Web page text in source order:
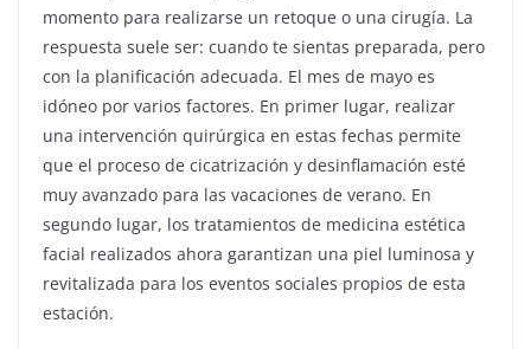
momento para realizarse un retoque o una cirugía. La
respuesta suele ser: cuando te sientas preparada, pero
con la planificación adecuada. El mes de mayo es
idóneo por varios factores. En primer lugar, realizar
una intervención quirúrgica en estas fechas permite
que el proceso de cicatrización y desinflamación esté
muy avanzado para las vacaciones de verano. En
segundo lugar, los tratamientos de medicina estética
facial realizados ahora garantizan una piel luminosa y
revitalizada para los eventos sociales propios de esta
estación.